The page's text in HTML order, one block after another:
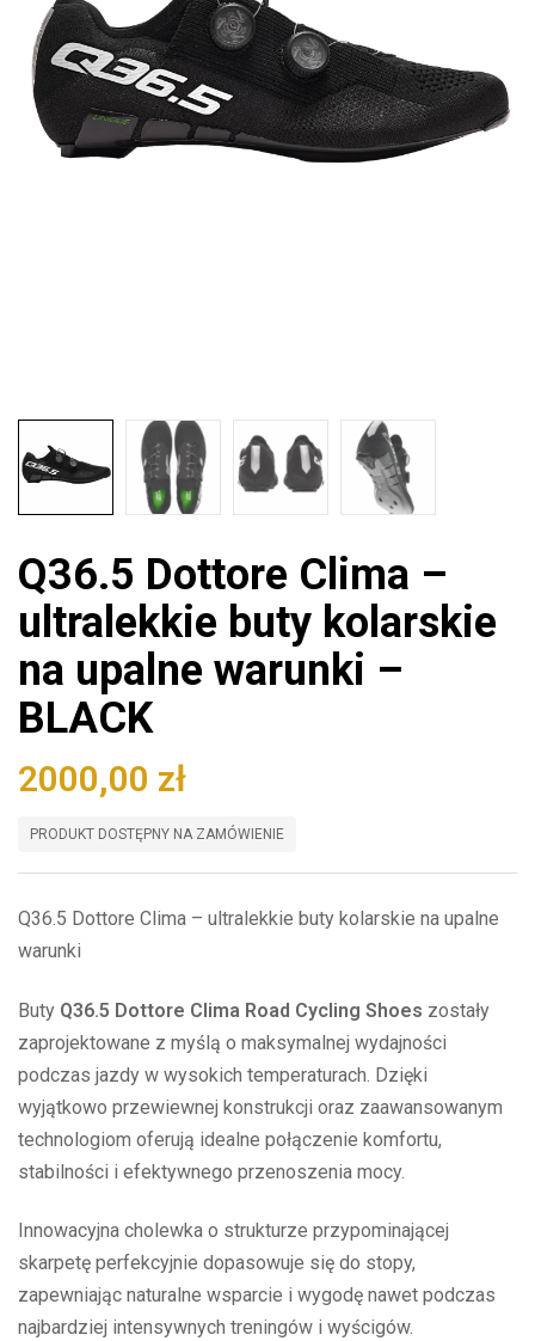
Q36.5 Dottore Clima –
ultralekkie buty kolarskie
na upalne warunki –
BLACK
2000,00 zł
PRODUKT DOSTĘPNY NA ZAMÓWIENIE
Q36.5 Dottore Clima – ultralekkie buty kolarskie na upalne
warunki
Buty Q36.5 Dottore Clima Road Cycling Shoes zostały
zaprojektowane z myślą o maksymalnej wydajności
podczas jazdy w wysokich temperaturach. Dzięki
wyjątkowo przewiewnej konstrukcji oraz zaawansowanym
technologiom oferują idealne połączenie komfortu,
stabilności i efektywnego przenoszenia mocy.
Innowacyjna cholewka o strukturze przypominającej
skarpetę perfekcyjnie dopasowuje się do stopy,
zapewniając naturalne wsparcie i wygodę nawet podczas
najbardziej intensywnych treningów i wyścigów.